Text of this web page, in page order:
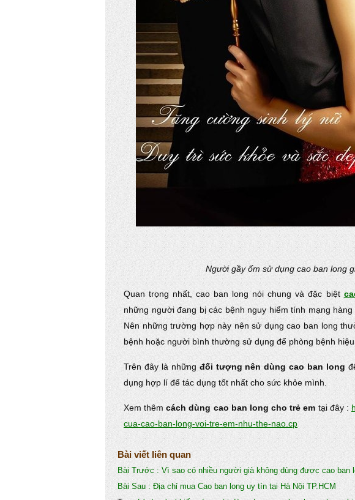
Người gầy ốm sử dụng cao ban long
Quan trọng nhất, cao ban long nói chung và đặc biệt
những người đang bị các bệnh nguy hiểm tính mạng
Nên những trường hợp này nên sử dụng cao ban long
bệnh hoặc người bình thường sử dụng để phòng bệnh
Trên đây là những đối tượng nên dùng cao ban long
dụng hợp lí để tác dụng tốt nhất cho sức khỏe mình.
Xem thêmcách dùng cao ban long cho trẻ em tại đây :
cua-cao-ban-long-voi-tre-em-nhu-the-nao.cp
Bài viết liên quan
Bài Trước : Vì sao có nhiều người già không dùng được cao ban
Bài Sau : Địa chỉ mua Cao ban long uy tín tại Hà Nội TP.HCM